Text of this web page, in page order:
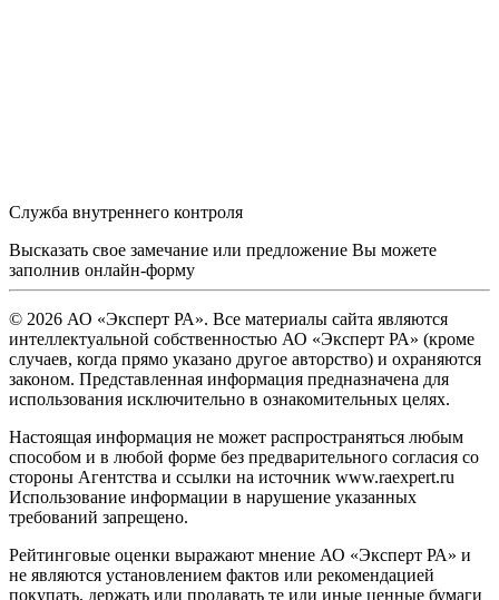
Служба внутреннего контроля
Высказать свое замечание или предложение Вы можете
заполнив онлайн-форму
© 2026 АО «Эксперт РА». Все материалы сайта являются
интеллектуальной собственностью АО «Эксперт РА» (кроме
случаев, когда прямо указано другое авторство) и охраняются
законом. Представленная информация предназначена для
использования исключительно в ознакомительных целях.
Настоящая информация не может распространяться любым
способом и в любой форме без предварительного согласия со
стороны Агентства и ссылки на источник www.raexpert.ru
Использование информации в нарушение указанных
требований запрещено.
Рейтинговые оценки выражают мнение АО «Эксперт РА» и
не являются установлением фактов или рекомендацией
покупать, держать или продавать те или иные ценные бумаги